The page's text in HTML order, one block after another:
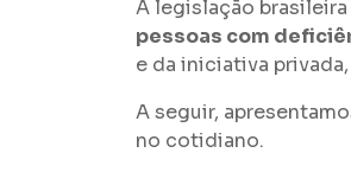
A legislação
pessoas com
e da iniciativa
A seguir,
no cotidiano.